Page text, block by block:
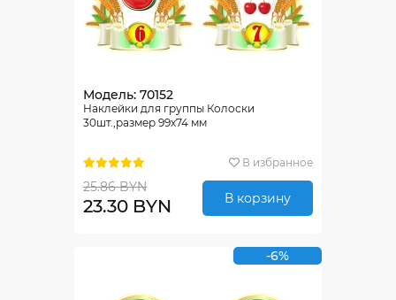
Модель: 70152
Наклейки для группы Колоски
30шт.,размер 99х74 мм
В избранное
25.86 BYN
23.30 BYN В корзину
-6%